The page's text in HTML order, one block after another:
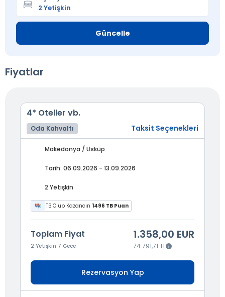
Güncelle
Fiyatlar
4* Oteller vb.
Oda Kahvaltı Taksit Seçenekleri
Makedonya / Üsküp
Tarih: 06.09.2026 - 13.09.2026
2 Yetişkin
TB Club Kazancın 1496 TB Puan
Toplam Fiyat
2 Yetişkin 7 Gece
1.358,00 EUR
74.791,71 TL
Rezervasyon Yap